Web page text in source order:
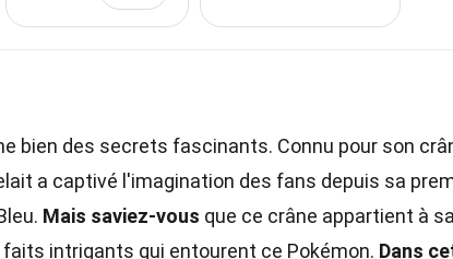
bien des secrets fascinants. Connu pour son
a captivé l'imagination des fans depuis sa
Mais saviez-vous que ce crâne appartient à
intrigants qui entourent ce Pokémon. Dans